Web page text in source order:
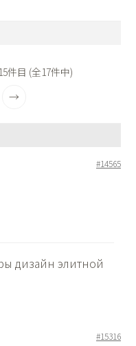
件目 (全17件中)
→
#14565
дизайн элитной
#15316